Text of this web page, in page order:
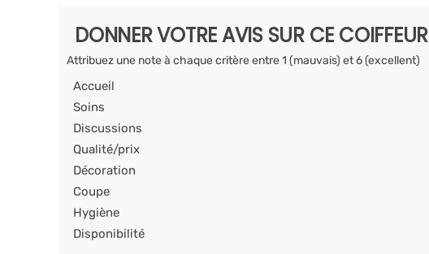
DONNER VOTRE AVIS SUR CE COIFFEUR
Attribuez une note à chaque critère entre 1 (mauvais) et 6 (excellent)
Accueil
Soins
Discussions
Qualité/prix
Décoration
Coupe
Hygiène
Disponibilité